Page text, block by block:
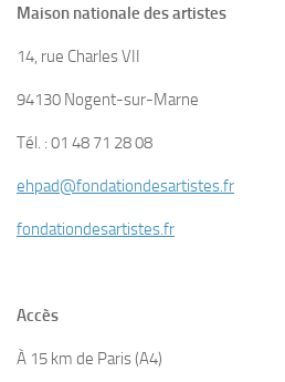
Maison nationale des artistes
14, rue Charles VII
94130 Nogent-sur-Marne
Tél. : 01 48 71 28 08
ehpad@fondationdesartistes.fr
fondationdesartistes.fr
Accès
À 15 km de Paris (A4)